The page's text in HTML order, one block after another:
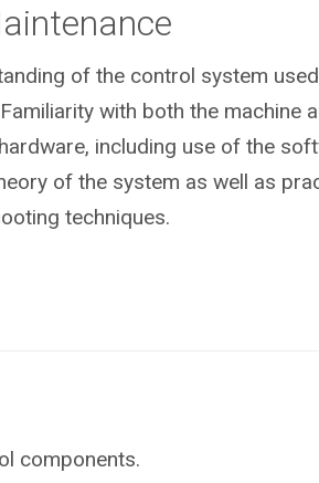
of the control system
with both the machine
including use of the
of the system as well as
techniques.
components.